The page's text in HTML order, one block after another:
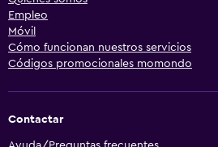
Empleo
Móvil
Cómo funcionan nuestros servicios
Códigos promocionales momondo
Contactar